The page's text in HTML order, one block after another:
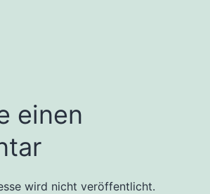
einen
wird nicht veröffentlicht.